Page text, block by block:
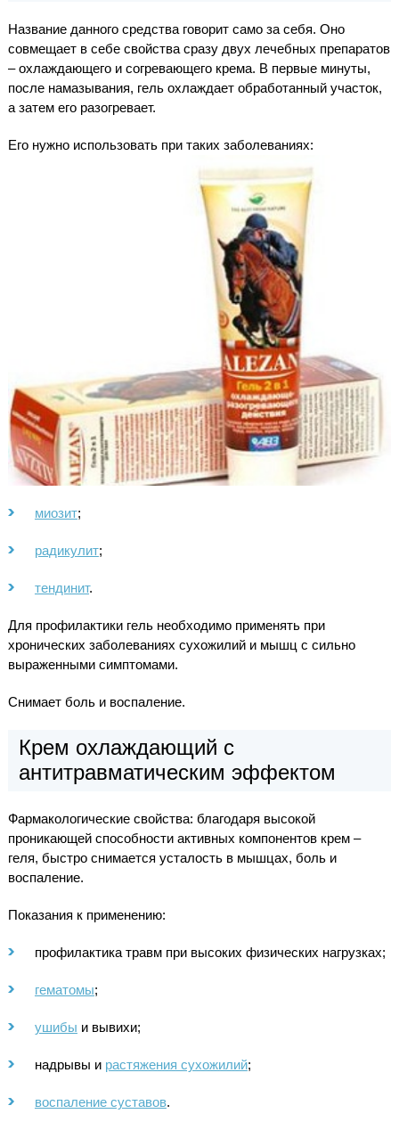
Название данного средства говорит само за себя. Оно
совмещает в себе свойства сразу двух лечебных препаратов
– охлаждающего и согревающего крема. В первые минуты,
после намазывания, гель охлаждает обработанный участок,
а затем его разогревает.
Его нужно использовать при таких заболеваниях:
миозит;
радикулит;
тендинит.
Для профилактики гель необходимо применять при
хронических заболеваниях сухожилий и мышц с сильно
выраженными симптомами.
Снимает боль и воспаление.
Крем охлаждающий с
антитравматическим эффектом
Фармакологические свойства: благодаря высокой
проникающей способности активных компонентов крем –
геля, быстро снимается усталость в мышцах, боль и
воспаление.
Показания к применению:
профилактика травм при высоких физических нагрузках;
гематомы;
ушибы и вывихи;
надрывы и растяжения сухожилий;
воспаление суставов.